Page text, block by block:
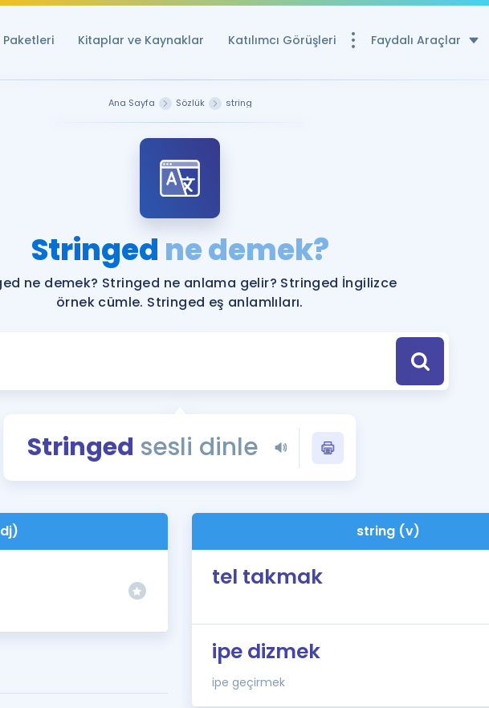
Paketleri Kitaplar ve Kaynaklar Katılımcı Görüşleri Faydalı Araçlar
YDS ve YÖKDİL Puan Hesaplama Aracı
Rehberlik Aracı
YDS ve YÖKDİL'e Hazırlananlar için Öneriler
Tüm ÖSYM Sınavları Tek Takvimde
YDS - YÖKDİL Tüm Sınavlarla İlgili Haberler
İngilizce Gramer
Ana Sayfa Sözlük string
Stringed ne demek?
ne demek? Stringed ne anlama gelir? Stringed İngilizce
örnek cümle. Stringed eş anlamlıları.
Stringed sesli dinle
string (v)
tel takmak
ipe dizmek
ipe geçirmek